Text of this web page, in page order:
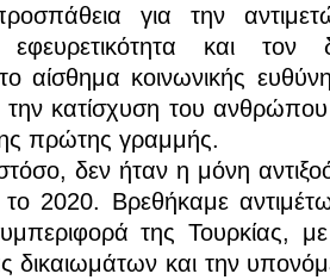
για την
εφευρετικότητα και τον
αίσθημα κοινωνικής
κατίσχυση του ανθρώπου
πρώτης γραμμής.
δεν ήταν η μόνη
2020. Βρεθήκαμε
της Τουρκίας,
δικαιωμάτων και την